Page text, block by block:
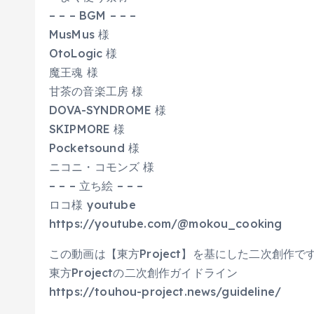
– – – BGM – – –
MusMus 様
OtoLogic 様
魔王魂 様
甘茶の音楽工房 様
DOVA-SYNDROME 様
SKIPMORE 様
Pocketsound 様
ニコニ・コモンズ 様
– – – 立ち絵 – – –
ロコ様 youtube
https://youtube.com/@mokou_cooking
この動画は【東方Project】を基にした二次創作で
東方Projectの二次創作ガイドライン
https://touhou-project.news/guideline/